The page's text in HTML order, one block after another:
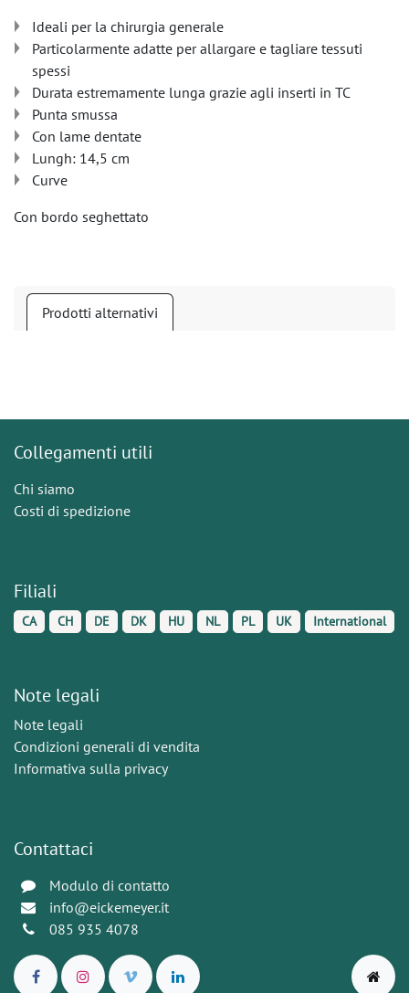
Ideali per la chirurgia generale
Particolarmente adatte per allargare e tagliare tessuti
spessi
Durata estremamente lunga grazie agli inserti in TC
Punta smussa
Con lame dentate
Lungh: 14,5 cm
Curve
Con bordo seghettato
Prodotti alternativi
Collegamenti utili
Chi siamo
Costi di spedizione
Filiali
CA CH DE DK HU NL PL UK International
Note legali
Note legali
Condizioni generali di vendita
Informativa sulla privacy
Contattaci
Modulo di contatto
info@eickemeyer.it
085 935 4078